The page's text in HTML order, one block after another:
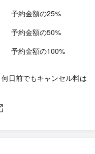
予約金額の25%
予約金額の50%
予約金額の100%
日前でもキャンセル料は